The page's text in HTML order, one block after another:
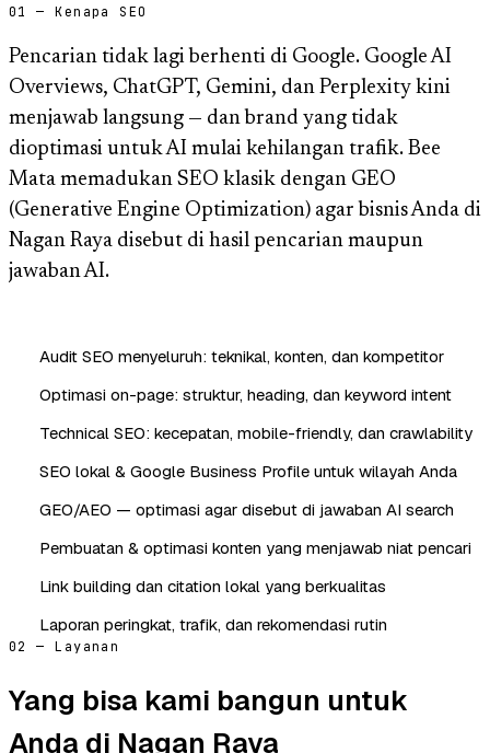
01 — Kenapa SEO
Pencarian tidak lagi berhenti di Google. Google AI
Overviews, ChatGPT, Gemini, dan Perplexity kini
menjawab langsung — dan brand yang tidak
dioptimasi untuk AI mulai kehilangan trafik. Bee
Mata memadukan SEO klasik dengan GEO
(Generative Engine Optimization) agar bisnis Anda di
Nagan Raya disebut di hasil pencarian maupun
jawaban AI.
Audit SEO menyeluruh: teknikal, konten, dan kompetitor
Optimasi on-page: struktur, heading, dan keyword intent
Technical SEO: kecepatan, mobile-friendly, dan crawlability
SEO lokal & Google Business Profile untuk wilayah Anda
GEO/AEO — optimasi agar disebut di jawaban AI search
Pembuatan & optimasi konten yang menjawab niat pencari
Link building dan citation lokal yang berkualitas
Laporan peringkat, trafik, dan rekomendasi rutin
02 — Layanan
Yang bisa kami bangun untuk
Anda di Nagan Raya